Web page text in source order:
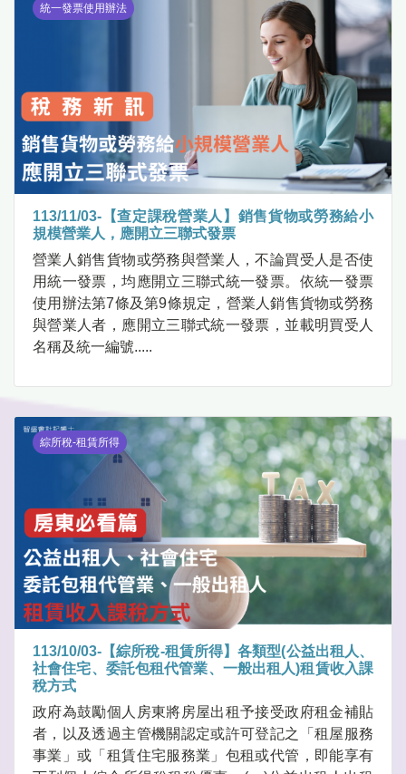
統一發票使用辦法
113/11/03-【查定課稅營業人】銷售貨物或勞務給小
規模營業人，應開立三聯式發票
營業人銷售貨物或勞務與營業人，不論買受人是否使
用統一發票，均應開立三聯式統一發票。依統一發票
使用辦法第7條及第9條規定，營業人銷售貨物或勞務
與營業人者，應開立三聯式統一發票，並載明買受人
名稱及統一編號.....
綜所稅-租賃所得
113/10/03-【綜所稅-租賃所得】各類型(公益出租人、
社會住宅、委託包租代管業、一般出租人)租賃收入課
稅方式
政府為鼓勵個人房東將房屋出租予接受政府租金補貼
者，以及透過主管機關認定或許可登記之「租屋服務
事業」或「租賃住宅服務業」包租或代管，即能享有